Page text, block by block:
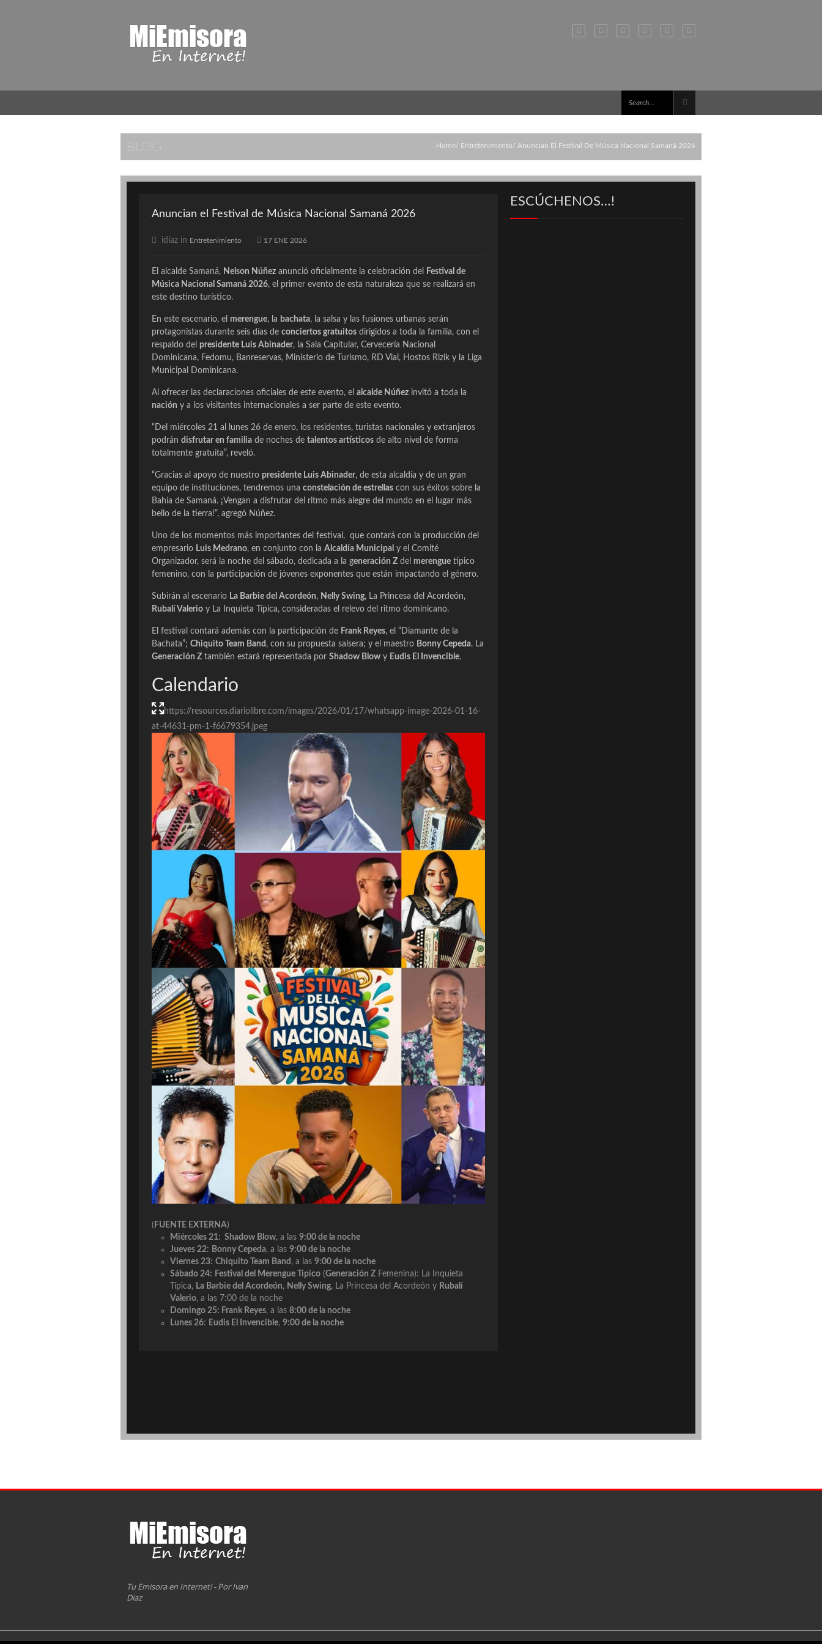
BLOG Home Entretenimiento Anuncian El Festival De Música Nacional Samaná 2026
Anuncian el Festival de Música Nacional Samaná 2026
idiaz in Entretenimiento 17 ENE 2026
El alcalde Samaná, Nelson Núñez anunció oficialmente la celebración del
Festival de
Música Nacional Samaná 2026, el primer evento de esta naturaleza que se realizará en
este destino turístico.
En este escenario, el merengue, la bachata, la salsa y las fusiones urbanas serán
protagonistas durante seis días de conciertos gratuitos dirigidos a toda la familia, con el
respaldo del presidente Luis Abinader, la Sala Capitular, Cervecería Nacional
Dominicana, Fedomu, Banreservas, Ministerio de Turismo, RD Vial, Hostos Rizik y la Liga
Municipal Dominicana.
Al ofrecer las declaraciones oficiales de este evento, el alcalde Núñez invitó a toda la
nación y a los visitantes internacionales a ser parte de este evento.
“Del miércoles 21 al lunes 26 de enero, los residentes, turistas nacionales y extranjeros
podrán disfrutar en familia de noches de talentos artísticos de alto nivel de forma
totalmente gratuita”, reveló.
“Gracias al apoyo de nuestro presidente Luis Abinader, de esta alcaldía y de un gran
equipo de instituciones, tendremos una constelación de estrellas con sus éxitos sobre la
Bahía de Samaná. ¡Vengan a disfrutar del ritmo más alegre del mundo en el lugar más
bello de la tierra!”, agregó Núñez.
Uno de los momentos más importantes del festival, que contará con la producción del
empresario Luis Medrano, en conjunto con la Alcaldía Municipal y el Comité
Organizador, será la noche del sábado, dedicada a la generación Z del merengue típico
femenino, con la participación de jóvenes exponentes que están impactando el género.
Subirán al escenario La Barbie del Acordeón, Nelly Swing, La Princesa del Acordeón,
Rubalí Valerio y La Inquieta Típica, consideradas el relevo del ritmo dominicano.
El festival contará además con la participación de Frank Reyes, el “Diamante de la
Bachata”; Chiquito Team Band , con su propuesta salsera; y el maestro Bonny Cepeda. La
Generación Z también estará representada por Shadow Blow y Eudis El Invencible.
Calendario
https://resources.diariolibre.com/images/2026/01/17/whatsapp-image-2026-01-16-
at-44631-pm-1-f6679354.jpeg
( FUENTE EXTERNA)
Miércoles 21: Shadow Blow, a las 9:00 de la noche
Jueves 22: Bonny Cepeda, a las 9:00 de la noche
Viernes 23: Chiquito Team Band , a las 9:00 de la noche
Sábado 24: Festival del Merengue Típico (Generación Z Femenina): La Inquieta
Típica, La Barbie del Acordeón, Nelly Swing, La Princesa del Acordeón y Rubalí
Valerio, a las 7:00 de la noche
Domingo 25: Frank Reyes, a las 8:00 de la noche
Lunes 26: Eudis El Invencible, 9:00 de la noche
ESCÚCHENOS…!
Tu Emisora en Internet! - Por Ivan
Diaz